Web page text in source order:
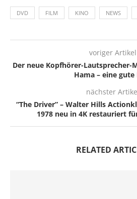
DVD FILM KINO NEWS
voriger Artikel
Der neue Kopfhörer-Lautsprecher-
Hama – eine gute
nächster
“The Driver” – Walter Hills
1978 neu in 4K restauriert
RELATED